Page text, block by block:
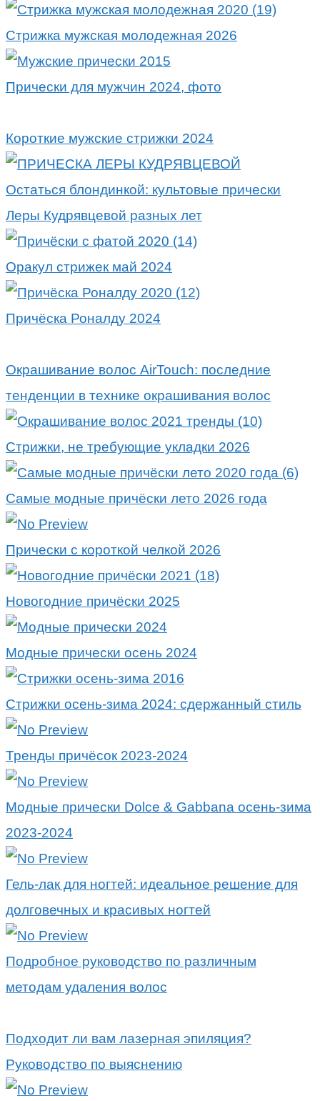
Стрижка мужская молодежная 2026
Прически для мужчин 2024, фото
Короткие мужские стрижки 2024
Остаться блондинкой: культовые прически
Леры Кудрявцевой разных лет
Оракул стрижек май 2024
Причёска Роналду 2024
Окрашивание волос AirTouch: последние
тенденции в технике окрашивания волос
Стрижки, не требующие укладки 2026
Самые модные причёски лето 2026 года
Прически с короткой челкой 2026
Новогодние причёски 2025
Модные прически осень 2024
Стрижки осень-зима 2024: сдержанный стиль
Тренды причёсок 2023-2024
Модные прически Dolce & Gabbana осень-зима
2023-2024
Гель-лак для ногтей: идеальное решение для
долговечных и красивых ногтей
Подробное руководство по различным
методам удаления волос
Подходит ли вам лазерная эпиляция?
Руководство по выяснению